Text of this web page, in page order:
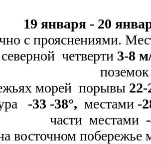
19 января - 20
с прояснениями.
четверти 3-8
поземок
морей порывы 22-
-33 -38°, местами -
части местами -
восточном